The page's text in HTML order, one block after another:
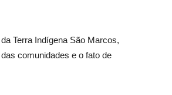
Terra Indígena São Marcos,
comunidades e o fato de